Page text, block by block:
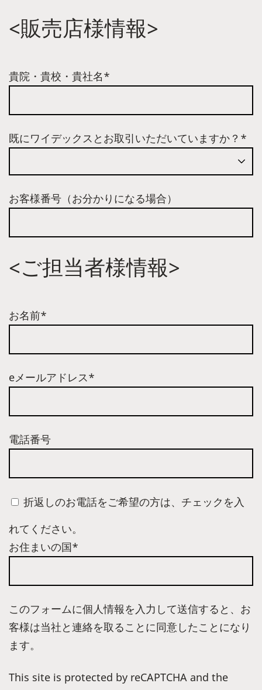
<販売店様情報>
貴院・貴校・貴社名*
既にワイデックスとお取引いただいていますか？*
お客様番号（お分かりになる場合）
<ご担当者様情報>
お名前*
eメールアドレス*
電話番号
折返しのお電話をご希望の方は、チェックを入
れてください。
お住まいの国*
このフォームに個人情報を入力して送信すると、お
客様は当社と連絡を取ることに同意したことになり
ます。
This site is protected by reCAPTCHA and the